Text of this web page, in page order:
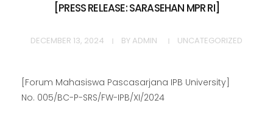
[PRESS RELEASE: SARASEHAN MPR RI]
DECEMBER 13, 2024 BY ADMIN UNCATEGORIZED
[Forum Mahasiswa Pascasarjana IPB University]
No. 005/BC-P-SRS/FW-IPB/XI/2024